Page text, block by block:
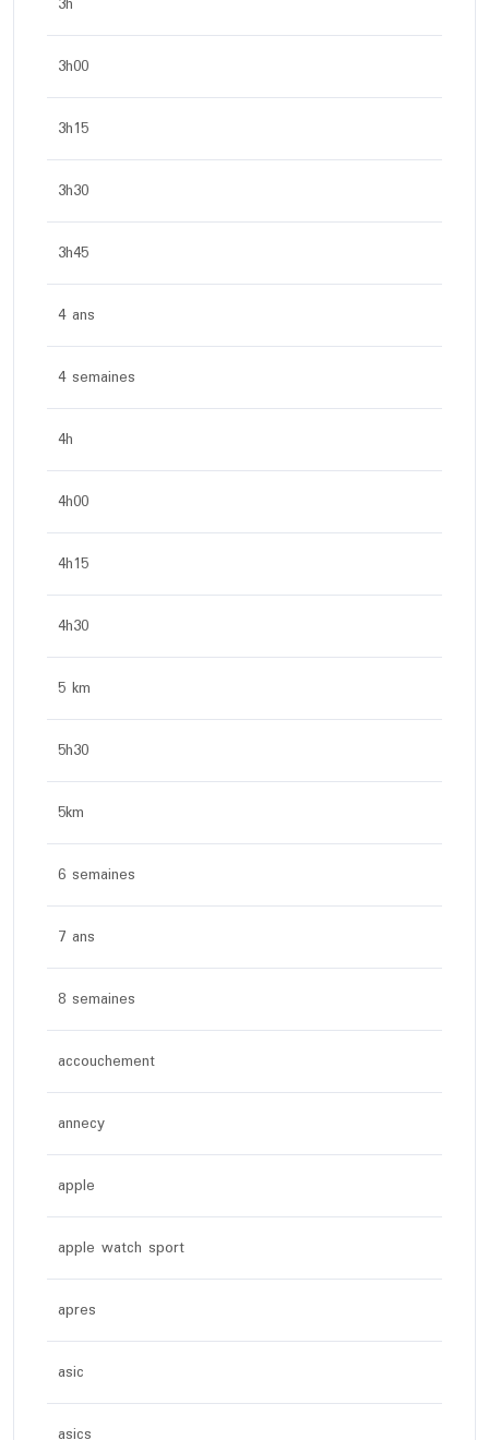
3h00
3h15
3h30
3h45
4 ans
4 semaines
4h
4h00
4h15
4h30
5 km
5h30
5km
6 semaines
7 ans
8 semaines
accouchement
annecy
apple
apple watch sport
apres
asic
asics